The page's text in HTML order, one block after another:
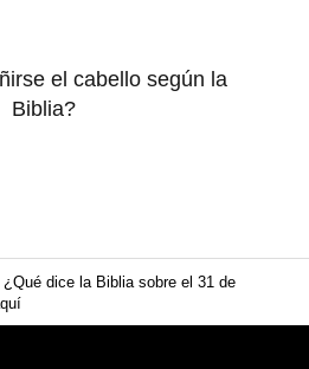
el cabello según la
Biblia?
¿Qué dice la Biblia sobre el 31 de